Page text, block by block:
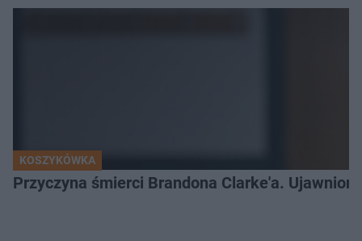
KOSZYKÓWKA
Przyczyna śmierci Brandona Clarke'a.